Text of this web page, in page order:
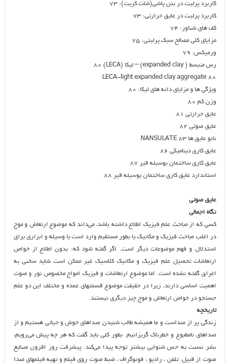
کاربرد پرلیت در بتن پاشی(شات کریت): ۷۳
کاربرد پرلیت در عایق حرارتی: ۷۳
کف های شناور: ۷۴
مزایای کلی مصالح سبک پرلیتی: ۷۵
ورميكس: ۷۹
رس منبسط ( expanded clay) – ليكا (LECA) 80
LECA-light expanded clay aggregate 80
ویژگی ها و مزایای دانه های لیکا: ۸۰
وزن کم ۸۰
عايق حرارتي ۸۱
عايق صوتي ۸۲
نانو عايق ها NANSULATE 83
عايق كاري ديناميكي ۸۶
عايق كاري ساختمان بوسيله قير ۸۷
استاندارد عايق كاري ساختمان بوسيله قير ۸۸
عایق صوتی
نگاه اجمالی
کسی که از مباحث علم فیزیک اطلاع داشته باشد، می‌داند که موضوع ارتعاش و موج
در اغلب مباحث فیزیک و مکانیک یا بطور مستقیم وارد است یا وسیله و ابزاری برای
استدلال و فهم موضوعات دیگر است. اگر گفته شود که: بدون اطلاع از خواص
ارتعاشات تحصیل علم فیزیک و مکانیک کلاسیک غیر ممکن است شاید سخنی به
اغراق گفته نشده است. اما موضوع ارتعاشات و فیزیک امواج مخصوص نور و صوت
اهمیت اساسی دارند، زیرا در حقیقت موضوع قسمتهای عمده و مختلف این دو علم
جستجو در خواص ارتعاش و موج چیز دیگری نیستند.
تاریخچه
زندگی پر از صداست و ما همیشه طالب شنیدن صداهای خوش و حیاتی هستیم و از
صداهای نامطبوع و خطرناک گریزانیم. بطور کلی باید گفت که هر چه پیش می‌رویم،
بشر نسبت به حس شنوایی بیشتر توجه پیدا می‌کند. پیشرفت روز افزون صنایع
صوت از قبیل: تلفن ، رادیو ، فونوگراف ، ضبط صوت روی فیلم و تهیه فیلمهای صدا